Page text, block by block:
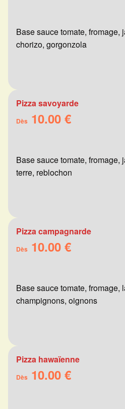
Base sauce tomate, fromage,
chorizo, gorgonzola
Pizza savoyarde
Dès 10.00 €
Base sauce tomate, fromage,
terre, reblochon
Pizza campagnarde
Dès 10.00 €
Base sauce tomate, fromage,
champignons, oignons
Pizza hawaïenne
Dès 10.00 €